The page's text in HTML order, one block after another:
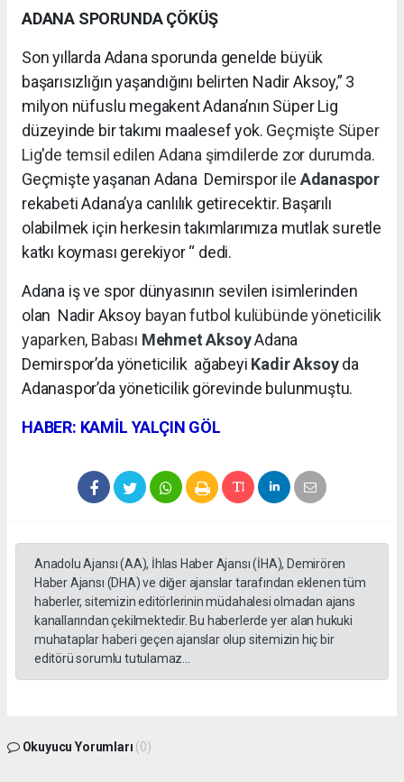
ADANA SPORUNDA ÇÖKÜŞ
Son yıllarda Adana sporunda genelde büyük
başarısızlığın yaşandığını belirten Nadir Aksoy,” 3
milyon nüfuslu megakent Adana’nın Süper Lig
düzeyinde bir takımı maalesef yok. Geçmişte Süper
Lig'de temsil edilen Adana şimdilerde zor durumda.
Geçmişte yaşanan Adana Demirspor ile Adanaspor
rekabeti Adana’ya canlılık getirecektir. Başarılı
olabilmek için herkesin takımlarımıza mutlak suretle
katkı koyması gerekiyor “ dedi.
Adana iş ve spor dünyasının sevilen isimlerinden
olan Nadir Aksoy bayan futbol kulübünde yöneticilik
yaparken, Babası Mehmet AksoyAdana
Demirspor’da yöneticilik ağabeyi Kadir Aksoyda
Adanaspor’da yöneticilik görevinde bulunmuştu.
HABER: KAMİL YALÇIN GÖL
Anadolu Ajansı (AA), İhlas Haber Ajansı (İHA), Demirören
Haber Ajansı (DHA) ve diğer ajanslar tarafından eklenen tüm
haberler, sitemizin editörlerinin müdahalesi olmadan ajans
kanallarından çekilmektedir. Bu haberlerde yer alan hukuki
muhataplar haberi geçen ajanslar olup sitemizin hiç bir
editörü sorumlu tutulamaz...
Okuyucu Yorumları (0)